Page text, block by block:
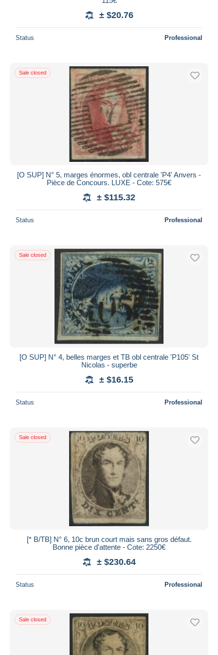
± $20.76
Status Professional
Sale closed
[O SUP] N° 5, marges énormes, obl centrale 'P4' Anvers -
Pièce de Concours. LUXE - Cote: 575€
± $115.32
Status Professional
Sale closed
[O SUP] N° 4, belles marges et TB obl centrale 'P105' St
Nicolas - superbe
± $16.15
Status Professional
Sale closed
[* B/TB] N° 6, 10c brun court mais sans gros défaut.
Bonne pièce d'attente - Cote: 2250€
± $230.64
Status Professional
Sale closed